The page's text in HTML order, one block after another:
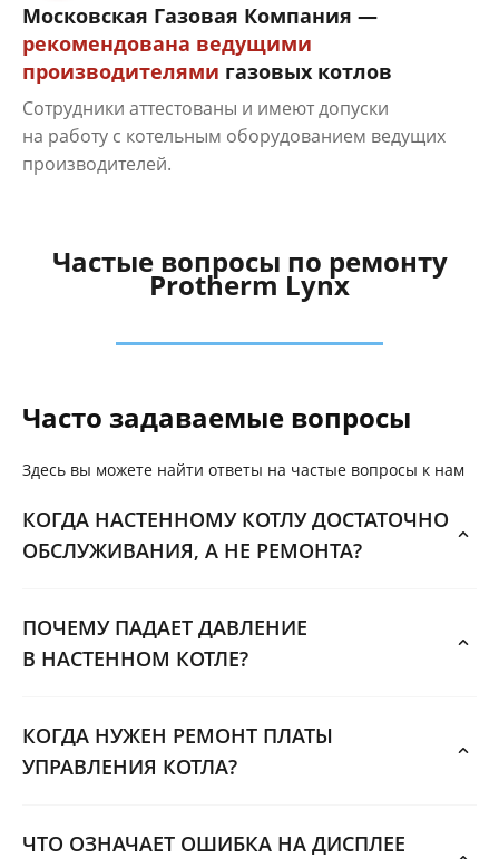
Московская Газовая Компания —
рекомендована ведущими
производителями газовых котлов
Сотрудники аттестованы и имеют допуски
на работу с котельным оборудованием ведущих
производителей.
Частые вопросы по ремонту
Protherm Lynx
Часто задаваемые вопросы
Здесь вы можете найти ответы на частые вопросы к нам
КОГДА НАСТЕННОМУ КОТЛУ ДОСТАТОЧНО
ОБСЛУЖИВАНИЯ, А НЕ РЕМОНТА?
ПОЧЕМУ ПАДАЕТ ДАВЛЕНИЕ
В НАСТЕННОМ КОТЛЕ?
КОГДА НУЖЕН РЕМОНТ ПЛАТЫ
УПРАВЛЕНИЯ КОТЛА?
ЧТО ОЗНАЧАЕТ ОШИБКА НА ДИСПЛЕЕ